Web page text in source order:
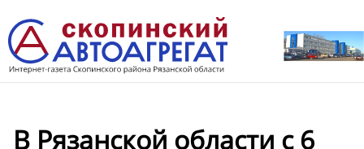
В Рязанской области с 6